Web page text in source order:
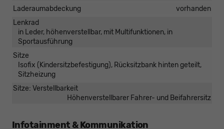
Laderaumabdeckung
vorhanden
Lenkrad
in Leder, höhenverstellbar, mit Multifunktionen, in
Sportausführung
Sitze
Isofix (Kindersitzbefestigung), Rücksitzbank hinten geteilt,
Sitzheizung
Sitze: Verstellbarkeit
Höhenverstellbarer Fahrer- und Beifahrersitz
Infotainment & Kommunikation